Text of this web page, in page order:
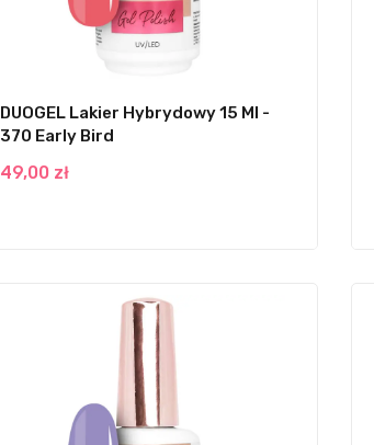
DUOGEL Lakier Hybrydowy 15 Ml -
370 Early Bird
49,00 zł